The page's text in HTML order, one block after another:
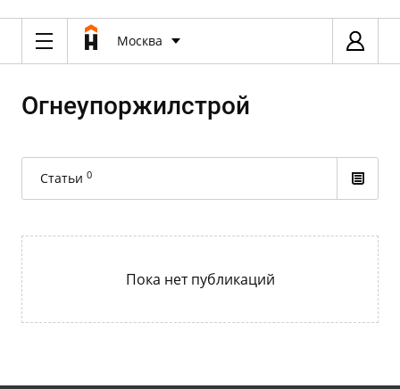
Москва
Огнеупоржилстрой
Статьи 0
Пока нет публикаций